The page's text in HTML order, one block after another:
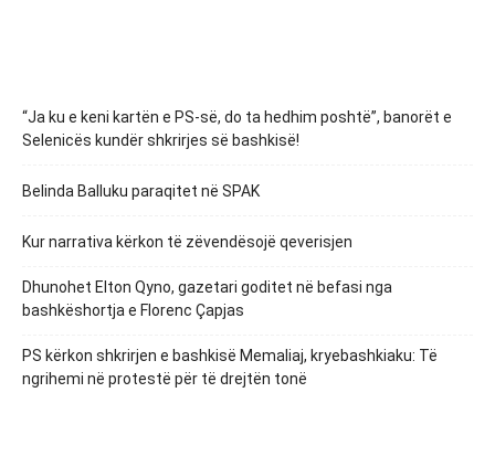
“Ja ku e keni kartën e PS-së, do ta hedhim poshtë”, banorët e
Selenicës kundër shkrirjes së bashkisë!
Belinda Balluku paraqitet në SPAK
Kur narrativa kërkon të zëvendësojë qeverisjen
Dhunohet Elton Qyno, gazetari goditet në befasi nga
bashkëshortja e Florenc Çapjas
PS kërkon shkrirjen e bashkisë Memaliaj, kryebashkiaku: Të
ngrihemi në protestë për të drejtën tonë